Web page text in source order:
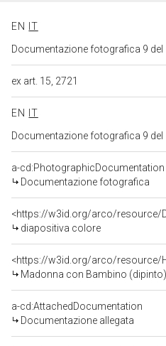
EN
IT
Documentazione fotografica 9
ex art. 15, 2721
EN
IT
Documentazione fotografica 9
a-cd:PhotographicDocumentation
Documentazione fotografica
<https://w3id.org/arco/resource/
diapositiva colore
<https://w3id.org/arco/resource/
Madonna con Bambino
a-cd:AttachedDocumentation
Documentazione allegata